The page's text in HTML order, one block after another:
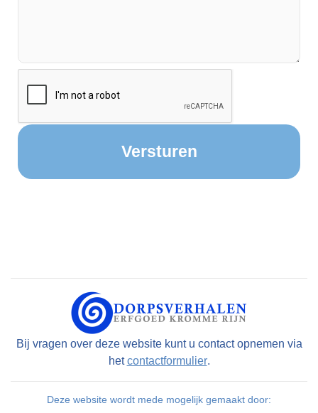
Bij vragen over deze website kunt u contact opnemen via
hetcontactformulier.
Deze website wordt mede mogelijk gemaakt door: